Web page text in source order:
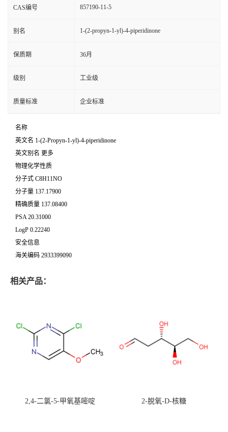
CAS编号 857190-11-5
别名 1-(2-propyn-1-yl)-4-piperidinone
保质期 36月
级别 工业级
质量标准 企业标准
名称
英文名 1-(2-Propyn-1-yl)-4-piperidinone
英文别名 更多
物理化学性质
分子式 C8H11NO
分子量 137.17900
精确质量 137.08400
PSA 20.31000
LogP 0.22240
安全信息
海关编码 2933399090
相关产品：
2,4-二氯-5-甲氧基嘧啶 2-脱氧-D-核糖